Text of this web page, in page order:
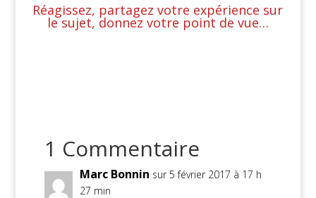
Réagissez, partagez votre expérience sur
le sujet, donnez votre point de vue…
1 Commentaire
Marc Bonnin sur 5 février 2017 à 17 h
27 min